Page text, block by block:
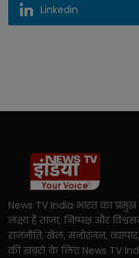
Linkedin
News TV India भारत का प्रमुख
लक्ष्य है ताज़ा, निष्पक्ष और
राजनीति, खेल, मनोरंजन,
की खबरों के लिए News TV